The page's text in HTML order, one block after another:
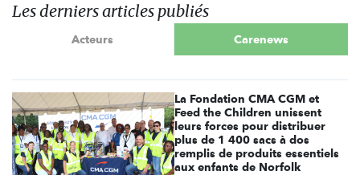
Les derniers articles publiés
Acteurs Carenews
La Fondation CMA CGM et
Feed the Children unissent
leurs forces pour distribuer
plus de 1 400 sacs à dos
remplis de produits essentiels
aux enfants de Norfolk